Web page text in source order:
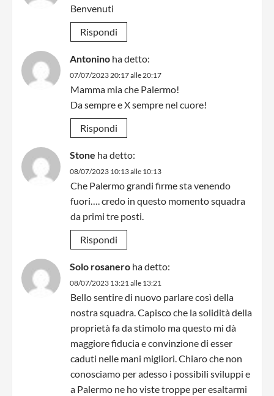
Benvenuti
Rispondi
Antonino ha detto:
07/07/2023 20:17 alle 20:17
Mamma mia che Palermo!
Da sempre e X sempre nel cuore!
Rispondi
Stone ha detto:
08/07/2023 10:13 alle 10:13
Che Palermo grandi firme sta venendo
fuori…. credo in questo momento squadra
da primi tre posti.
Rispondi
Solo rosanero ha detto:
08/07/2023 13:21 alle 13:21
Bello sentire di nuovo parlare così della
nostra squadra. Capisco che la solidità della
proprietà fa da stimolo ma questo mi dà
maggiore fiducia e convinzione di esser
caduti nelle mani migliori. Chiaro che non
conosciamo per adesso i possibili sviluppi e
a Palermo ne ho viste troppe per esaltarmi